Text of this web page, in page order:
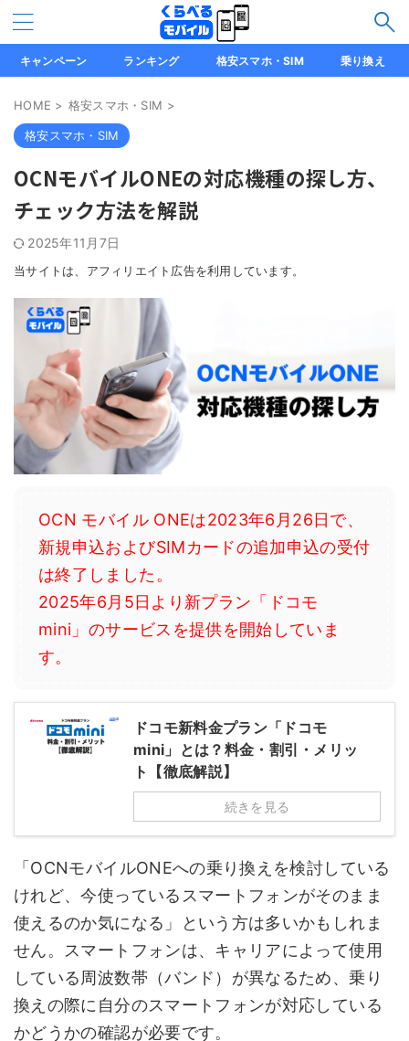
キャンペーン ランキング 格安スマホ・SIM 乗り換え
HOME > 格安スマホ・SIM >
格安スマホ・SIM
OCNモバイルONEの対応機種の探し方、
チェック方法を解説
2025年11月7日
当サイトは、アフィリエイト広告を利用しています。
OCN モバイル ONEは2023年6月26日で、
新規申込およびSIMカードの追加申込の受付
は終了しました。
2025年6月5日より新プラン「ドコモ
mini」のサービスを提供を開始していま
す。
ドコモ新料金プラン「ドコモ
mini」とは？料金・割引・メリッ
ト【徹底解説】
続きを見る
「OCNモバイルONEへの乗り換えを検討している
けれど、今使っているスマートフォンがそのまま
使えるのか気になる」という方は多いかもしれま
せん。スマートフォンは、キャリアによって使用
している周波数帯（バンド）が異なるため、乗り
換えの際に自分のスマートフォンが対応している
かどうかの確認が必要です。